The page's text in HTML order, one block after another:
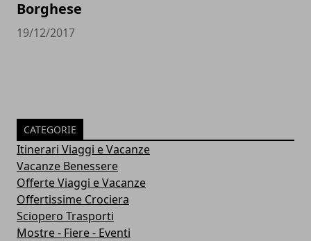
Borghese
19/12/2017
CATEGORIE
Itinerari Viaggi e Vacanze
Vacanze Benessere
Offerte Viaggi e Vacanze
Offertissime Crociera
Sciopero Trasporti
Mostre - Fiere - Eventi